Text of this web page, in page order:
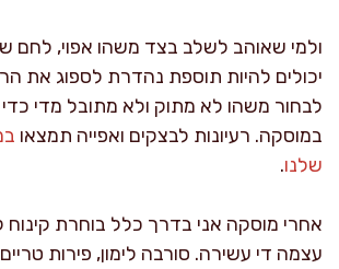
ולמי שאוהב לשלב בצד משהו אפוי, לחם
יכולים להיות תוספת נהדרת לספוג את
לבחור משהו לא מתוק ולא מתובל מדי
במוסקה. רעיונות לבצקים ואפייה תמצאו
שלנו.
אחרי מוסקה אני בדרך כלל בוחרת קינוח
עצמה די עשירה. סורבה לימון, פירות טריים